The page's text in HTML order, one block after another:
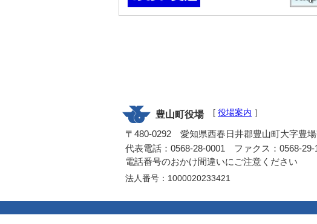
豊山町役場 [ 役場案内 ］
〒480-0292 愛知県西春日井郡豊山町大字豊
代表電話：0568-28-0001 ファクス：0568-29-
電話番号のおかけ間違いにご注意ください
法人番号：1000020233421